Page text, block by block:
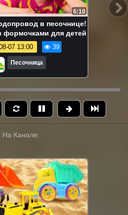
6:10
в песочнице!
формочками для детей
07 13:00 39
Песочница
На Канале: